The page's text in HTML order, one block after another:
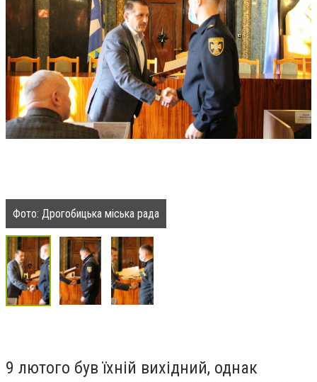
Фото: Дрогобицька міська рада
9 лютого був їхній вихідний, однак